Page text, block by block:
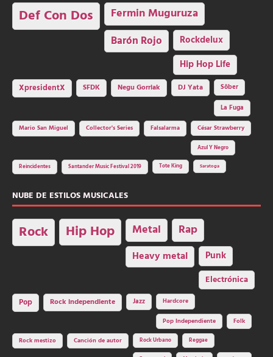
Def Con Dos Fermin Muguruza
Barón Rojo Rockdelux
Hip Hop Life
XpresidentX SFDK Negu Gorriak DJ Yata
Sôber
La Fuga
Mario San Miguel
Collector's Series Falsalarma César Strawberry
Azul Y Negro
Reincidentes Santander Music Festival 2019 Tote King Saratoga
NUBE DE ESTILOS MUSICALES
Rock Hip Hop Metal Rap
Heavy metal Punk
Electrónica
Pop Rock independiente Jazz Hardcore
Pop Independiente Folk
Rock mestizo Canción de autor Rock Urbano Reggae